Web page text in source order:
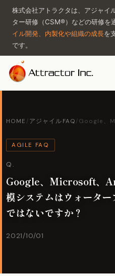
株式会社アトラクタは、アジャイ
ター研修（CSM®）などの研修を
イル開発、内製化や組織の成長を
です。
HOME / アジャイルFAQ / Google、
AGILE FAQ
Q.
Google、Microsoft、
模システムはウォータ
ではないですか？
2021/10/01